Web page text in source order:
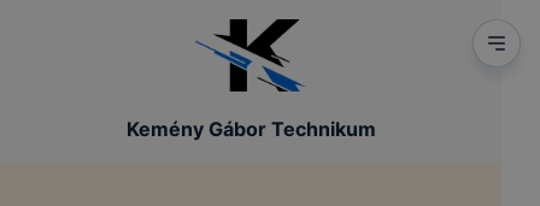
Kemény Gábor Technikum